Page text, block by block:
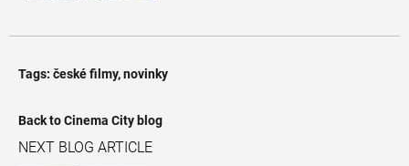
Tags: české filmy,novinky
Back to Cinema City blog
NEXT BLOG ARTICLE